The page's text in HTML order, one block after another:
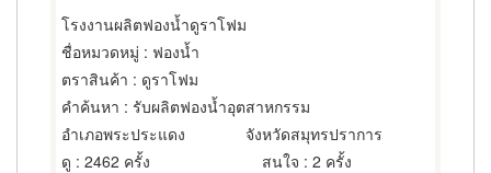
โรงงานผลิตฟองน้ำดูราโฟม
ชื่อหมวดหมู่ : ฟองน้ำ
ตราสินค้า : ดูราโฟม
คำค้นหา : รับผลิตฟองน้ำอุตสาหกรรม
อำเภอพระประแดง
จังหวัดสมุทรปราการ
ดู : 2462 ครั้ง สนใจ : 2 ครั้ง